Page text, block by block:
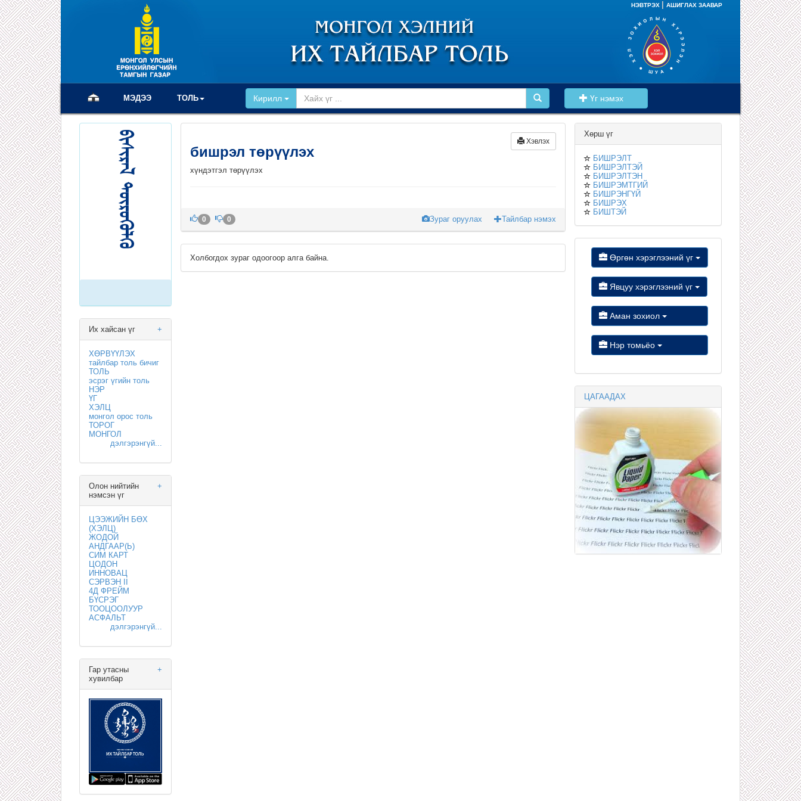
НЭВТРЭХ АШИГЛАХ ЗААВАР
(current)МЭДЭЭ ТОЛЬ Кирилл Үг нэмэх
+
Их хайсан үг
ХӨРВҮҮЛЭХ
тайлбар толь бичиг
ТОЛЬ
эсрэг үгийн толь
НЭР
ҮГ
ХЭЛЦ
монгол орос толь
ТОРОГ
МОНГОЛ
дэлгэрэнгүй...
+
Олон нийтийн
нэмсэн үг
ЦЭЭЖИЙН БӨХ
(ХЭЛЦ)
ЖОДОЙ
АНДГААР(Ь)
СИМ КАРТ
ЦОДОН
ИННОВАЦ
СЭРВЭН II
4Д ФРЕЙМ
БҮСРЭГ
ТООЦООЛУУР
АСФАЛЬТ
дэлгэрэнгүй...
+
Гар утасны
хувилбар
Хэвлэх
бишрэл төрүүлэх
хүндэтгэл төрүүлэх
Зураг оруулах Тайлбар нэмэх
0 0
Холбогдох зураг одоогоор алга байна.
Хөрш үг
БИШРЭЛТ
БИШРЭЛТЭЙ
БИШРЭЛТЭН
БИШРЭМТГИЙ
БИШРЭНГҮЙ
БИШРЭХ
БИШТЭЙ
Өргөн хэрэглээний үг
Явцуу хэрэглээний үг
Аман зохиол
Нэр томьёо
ЦАГААДАХ